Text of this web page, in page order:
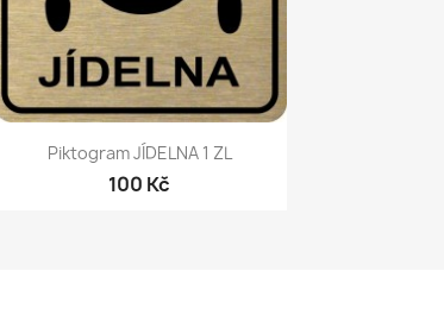
Rychlý náhled
Piktogram JÍDELNA 1 ZL
100 Kč